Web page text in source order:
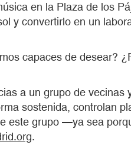
en la Plaza de los
y convertirlo en un
capaces de desear?
a un grupo de
sostenida, controlan
este grupo —ya sea
.